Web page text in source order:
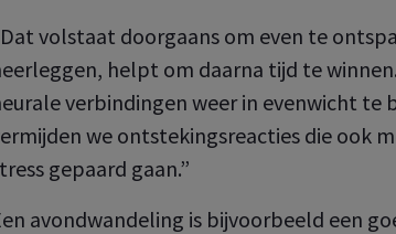
volstaat doorgaans om even te
helpt om daarna tijd te
verbindingen weer in evenwicht
we ontstekingsreacties die ook
gepaard gaan.”
avondwandeling is bijvoorbeeld een